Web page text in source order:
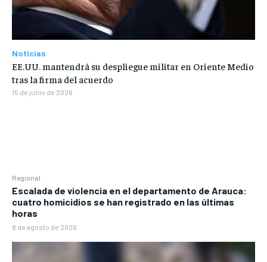
Regional
Escalada de violencia en el departamento de Arauca:
cuatro homicidios se han registrado en las últimas
horas
8 de agosto de 2026
Noticias
EE.UU. mantendrá su despliegue militar en Oriente Medio
tras la firma del acuerdo
15 de junio de 2026